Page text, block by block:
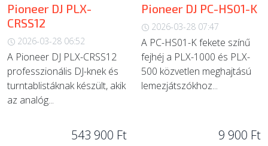
Pioneer DJ PLX-
CRSS12
2026-03-28 06:52
A Pioneer DJ PLX-CRSS12
professzionális DJ-knek és
turntablistáknak készült, akik
az analóg...
543 900 Ft
Pioneer DJ PC-HS01-K
2026-03-28 07:47
A PC-HS01-K fekete színű
fejhéj a PLX-1000 és PLX-
500 közvetlen meghajtású
lemezjátszókhoz...
9 900 Ft